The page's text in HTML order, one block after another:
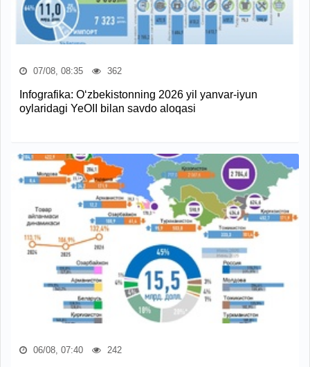
07/08, 08:35 362
Infografika: O‘zbekistonning 2026 yil yanvar-iyun
oylaridagi YeOII bilan savdo aloqasi
06/08, 07:40 242